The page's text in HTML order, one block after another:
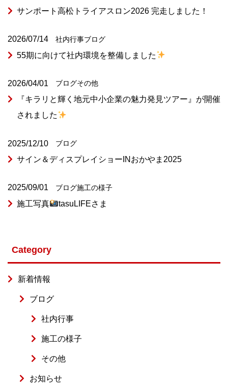
サンポート高松トライアスロン2026 完走しました！
2026/07/14 社内行事ブログ
55期に向けて社内環境を整備しました
2026/04/01 ブログその他
『キラリと輝く地元中小企業の魅力発見ツアー』が開催
されました
2025/12/10 ブログ
サイン＆ディスプレイショーINおかやま2025
2025/09/01 ブログ施工の様子
施工写真 tasuLIFEさま
Category
新着情報
ブログ
社内行事
施工の様子
その他
お知らせ